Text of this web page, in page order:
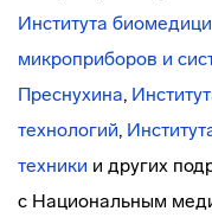
Института
микроприборов и
Преснухина,
технологий,
техники и других
с Национальным